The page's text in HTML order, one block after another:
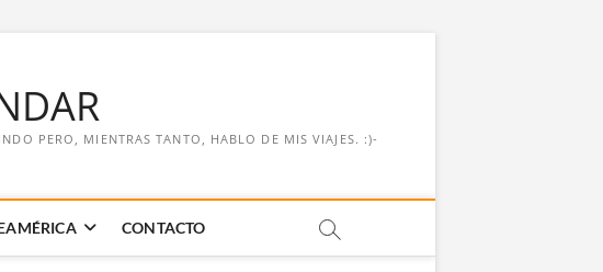
PERO, MIENTRAS TANTO, HABLO DE MIS VIAJES. :)-
CONTACTO